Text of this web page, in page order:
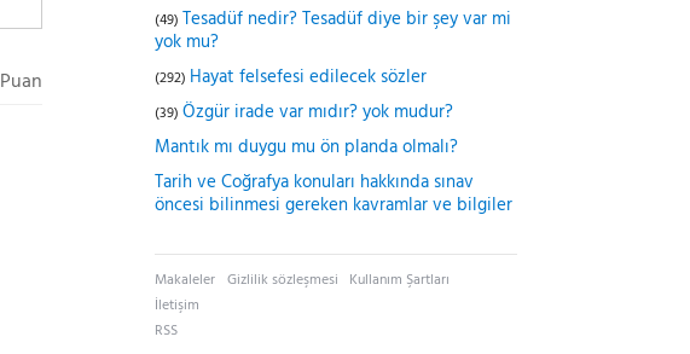
Puan
(49) Tesadüf nedir? Tesadüf diye bir şey var mi
yok mu?
(292) Hayat felsefesi edilecek sözler
(39) Özgür irade var mıdır? yok mudur?
Mantık mı duygu mu ön planda olmalı?
Tarih ve Coğrafya konuları hakkında sınav
öncesi bilinmesi gereken kavramlar ve bilgiler
Makaleler Gizlilik sözleşmesi Kullanım Şartları
İletişim
RSS